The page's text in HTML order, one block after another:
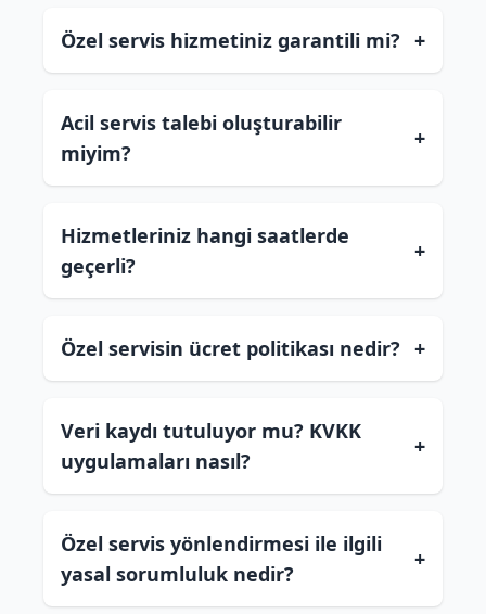
Özel servis hizmetiniz garantili mi? +
Acil servis talebi oluşturabilir
miyim?
+
Hizmetleriniz hangi saatlerde
geçerli?
+
Özel servisin ücret politikası nedir? +
Veri kaydı tutuluyor mu? KVKK
uygulamaları nasıl?
+
Özel servis yönlendirmesi ile ilgili
yasal sorumluluk nedir?
+